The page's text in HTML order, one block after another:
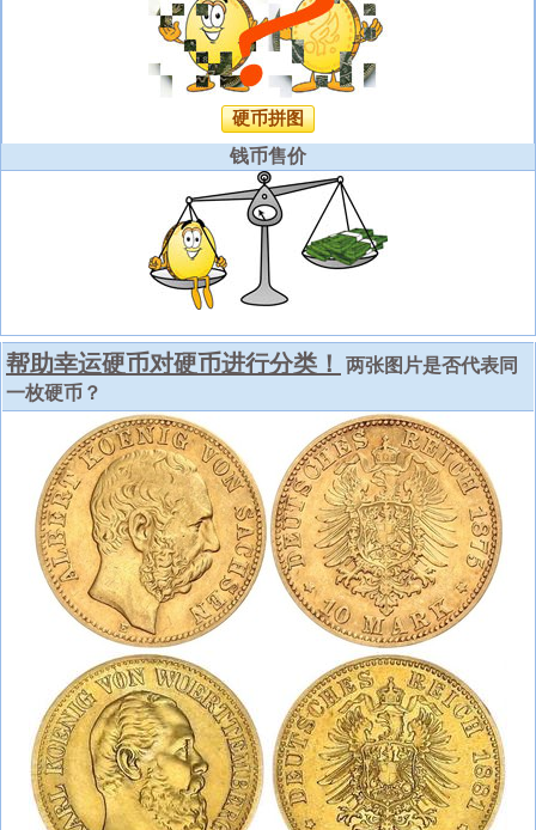
硬币拼图
钱币售价
帮助幸运硬币对硬币进行分类！
两张图片是否代表同
一枚硬币？